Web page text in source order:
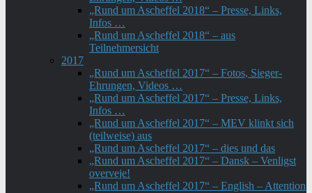
„Rund um Ascheffel 2018“ – Presse, Links,
Infos …
„Rund um Ascheffel 2018“ – aus
Teilnehmersicht
2017
„Rund um Ascheffel 2017“ – Fotos, Sieger-
Ehrungen, Videos …
„Rund um Ascheffel 2017“ – Presse, Links,
Infos …
„Rund um Ascheffel 2017“ – MEV klinkt sich
(teilweise) aus
„Rund um Ascheffel 2017“ – dies und das
„Rund um Ascheffel 2017“ – Dansk – Venligst
overveje!
„Rund um Ascheffel 2017“ – English – Attention